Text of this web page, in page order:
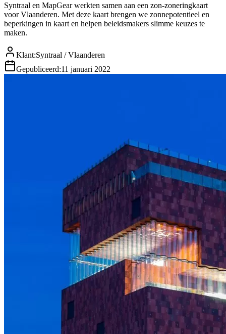
Syntraal en MapGear werkten samen aan een zon-zoneringkaart
voor Vlaanderen. Met deze kaart brengen we zonnepotentieel en
beperkingen in kaart en helpen beleidsmakers slimme keuzes te
maken.
Klant:Syntraal / Vlaanderen
Gepubliceerd:11 januari 2022